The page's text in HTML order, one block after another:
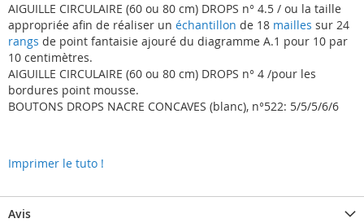
AIGUILLE CIRCULAIRE (60 ou 80 cm) DROPS n° 4.5 / ou la taille
appropriée afin de réaliser un échantillon de 18 mailles sur 24
rangs de point fantaisie ajouré du diagramme A.1 pour 10 par
10 centimètres.
AIGUILLE CIRCULAIRE (60 ou 80 cm) DROPS n° 4 /pour les
bordures point mousse.
BOUTONS DROPS NACRE CONCAVES (blanc), n°522: 5/5/5/6/6
Imprimer le tuto !
Avis